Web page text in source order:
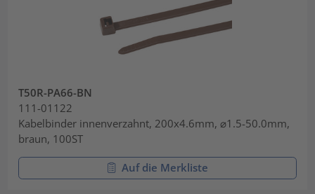
T50R-PA66-BN
111-01122
Kabelbinder innenverzahnt, 200x4.6mm, ⌀1.5-50.0mm,
braun, 100ST
Auf die Merkliste